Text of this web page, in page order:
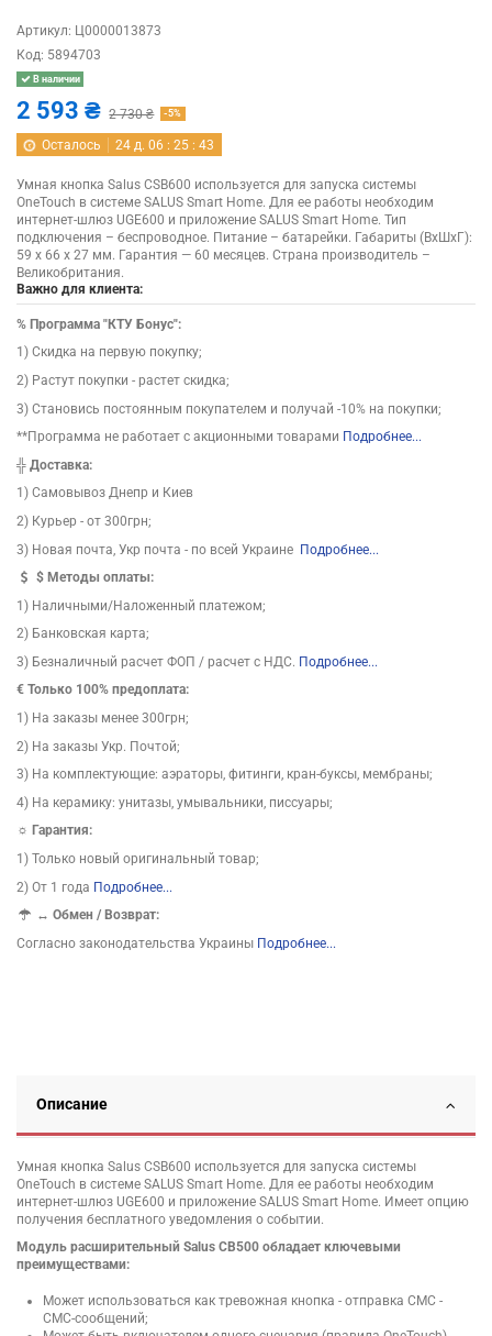
Артикул: Ц0000013873
Код: 5894703
В наличии
2 593 ₴ 2 730 ₴ -5%
Осталось 24 д. 06 :25 :43
Умная кнопка Salus CSB600 используется для запуска системы
OneTouch в системе SALUS Smart Home. Для ее работы необходим
интернет-шлюз UGE600 и приложение SALUS Smart Home. Тип
подключения – беспроводное. Питание – батарейки. Габариты (ВхШхГ):
59 х 66 х 27 мм. Гарантия — 60 месяцев. Страна производитель –
Великобритания.
Важно для клиента:
% Программа "КТУ Бонус":
1) Скидка на первую покупку;
2) Растут покупки - растет скидка;
3) Становись постоянным покупателем и получай -10% на покупки;
**Программа не работает с акционными товарами Подробнее...
╬ Доставка:
1) Самовывоз Днепр и Киев
2) Курьер - от 300грн;
3) Новая почта, Укр почта - по всей Украине Подробнее...
$ Методы оплаты:
1) Наличными/Наложенный платежом;
2) Банковская карта;
3) Безналичный расчет ФОП / расчет с НДС. Подробнее...
€ Только 100% предоплата:
1) На заказы менее 300грн;
2) На заказы Укр. Почтой;
3) На комплектующие: аэраторы, фитинги, кран-буксы, мембраны;
4) На керамику: унитазы, умывальники, писсуары;
☼ Гарантия:
1) Только новый оригинальный товар;
2) От 1 года Подробнее...
↔Обмен / Возврат:
Согласно законодательства Украины Подробнее...
Описание
Умная кнопка Salus CSB600 используется для запуска системы
OneTouch в системе SALUS Smart Home. Для ее работы необходим
интернет-шлюз UGE600 и приложение SALUS Smart Home. Имеет опцию
получения бесплатного уведомления о событии.
Модуль расширительный Salus СВ500 обладает ключевыми
преимуществами:
Может использоваться как тревожная кнопка - отправка СМС -
СМС-сообщений;